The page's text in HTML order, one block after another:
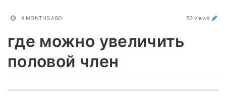
4 MONTHS AGO 53 views
где можно увеличить
половой член